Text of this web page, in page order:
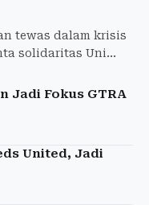
tewas dalam krisis
solidaritas Uni
Jadi Fokus GTRA
United, Jadi